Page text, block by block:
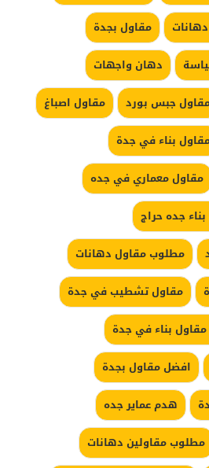
مقاول بجدة
دهان واجهات
جبس بورد
مقاول اصباغ
بناء في جدة
مقاول معماري في جده
جده حراج
مطلوب مقاول دهانات
مقاول تشطيب في جدة
بناء في جدة
افضل مقاول بجدة
هدم عماير جده
مطلوب مقاولين دهانات